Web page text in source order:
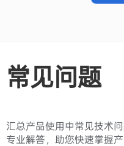
常见问题
汇总产品使用中常见技术
专业解答，助您快速掌握